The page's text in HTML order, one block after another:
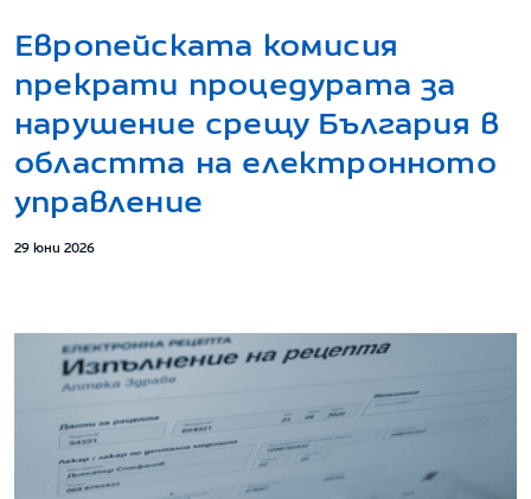
Европейската комисия
прекрати процедурата за
нарушение срещу България в
областта на електронното
управление
29 юни 2026